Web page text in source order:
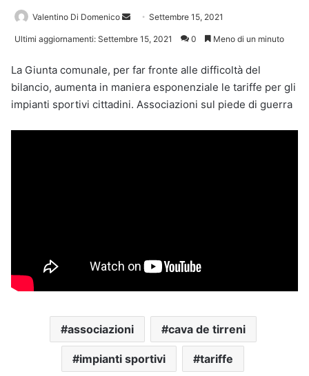
Valentino Di Domenico
Invia Settembre 15, 2021
Ultimi aggiornamenti: Settembre 15, 2021 0 Meno di un minuto
La Giunta comunale, per far fronte alle difficoltà del
bilancio, aumenta in maniera esponenziale le tariffe per gli
impianti sportivi cittadini. Associazioni sul piede di guerra
associazioni cava de tirreni
impianti sportivi tariffe